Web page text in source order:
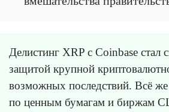
Делистинг XRP с Coinbase стал
защитой крупной
возможных последствий. Всё
по ценным бумагам и биржам